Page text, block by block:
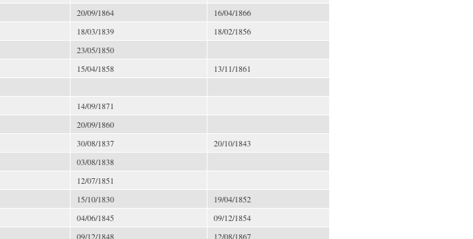
20/09/1864
16/04/1866
18/03/1839
18/02/1856
23/05/1850
15/04/1858
13/11/1861
14/09/1871
20/09/1860
30/08/1837
20/10/1843
03/08/1838
12/07/1851
15/10/1830
19/04/1852
04/06/1845
09/12/1854
09/12/1848 12/08/1867